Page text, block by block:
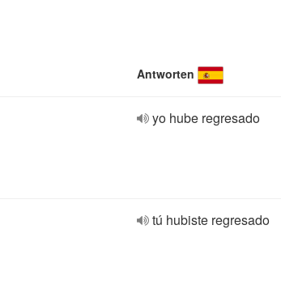
Antworten
yo hube regresado
tú hubiste regresado